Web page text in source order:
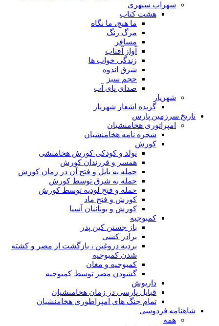
سهراب سپهری
هشت کتاب
ما هیچ، ما نگاه
مرگ رنگ
مسافر
آواز آفتاب
زندگی خواب ها
شرق اندوه
حجم سبز
صدای پای آب
شهریار
گزیده اشعار شهریار
تاریخ سرزمین پارس
امپراتوری هخامنشیان
شجره نامه هخامنشیان
کورش
تولد و کودکی کورش هخامنشی
همسر و فرزندان کورش
حمله به بابل و فتح آن در زمان کورش
حمله به شرق توسط کورش
حمله و فتح لودیه توسط کورش
کورش و فتح ماد
کورش و یونانیان آسیا
کمبوجیه
باز جستن کین پدر
برادر کشی
بردیه دروغین ، بازگشت از مصر و کشته
شدن کمبوجیه
کمبوجیه و مغان
گشودن مصر توسط کمبوجیه
داریوش
قبایل پارسی در زمان هخامنشیان
تمام جنگ های امپراطوری هخامنشیان
شاهنامه فردوسی
همه